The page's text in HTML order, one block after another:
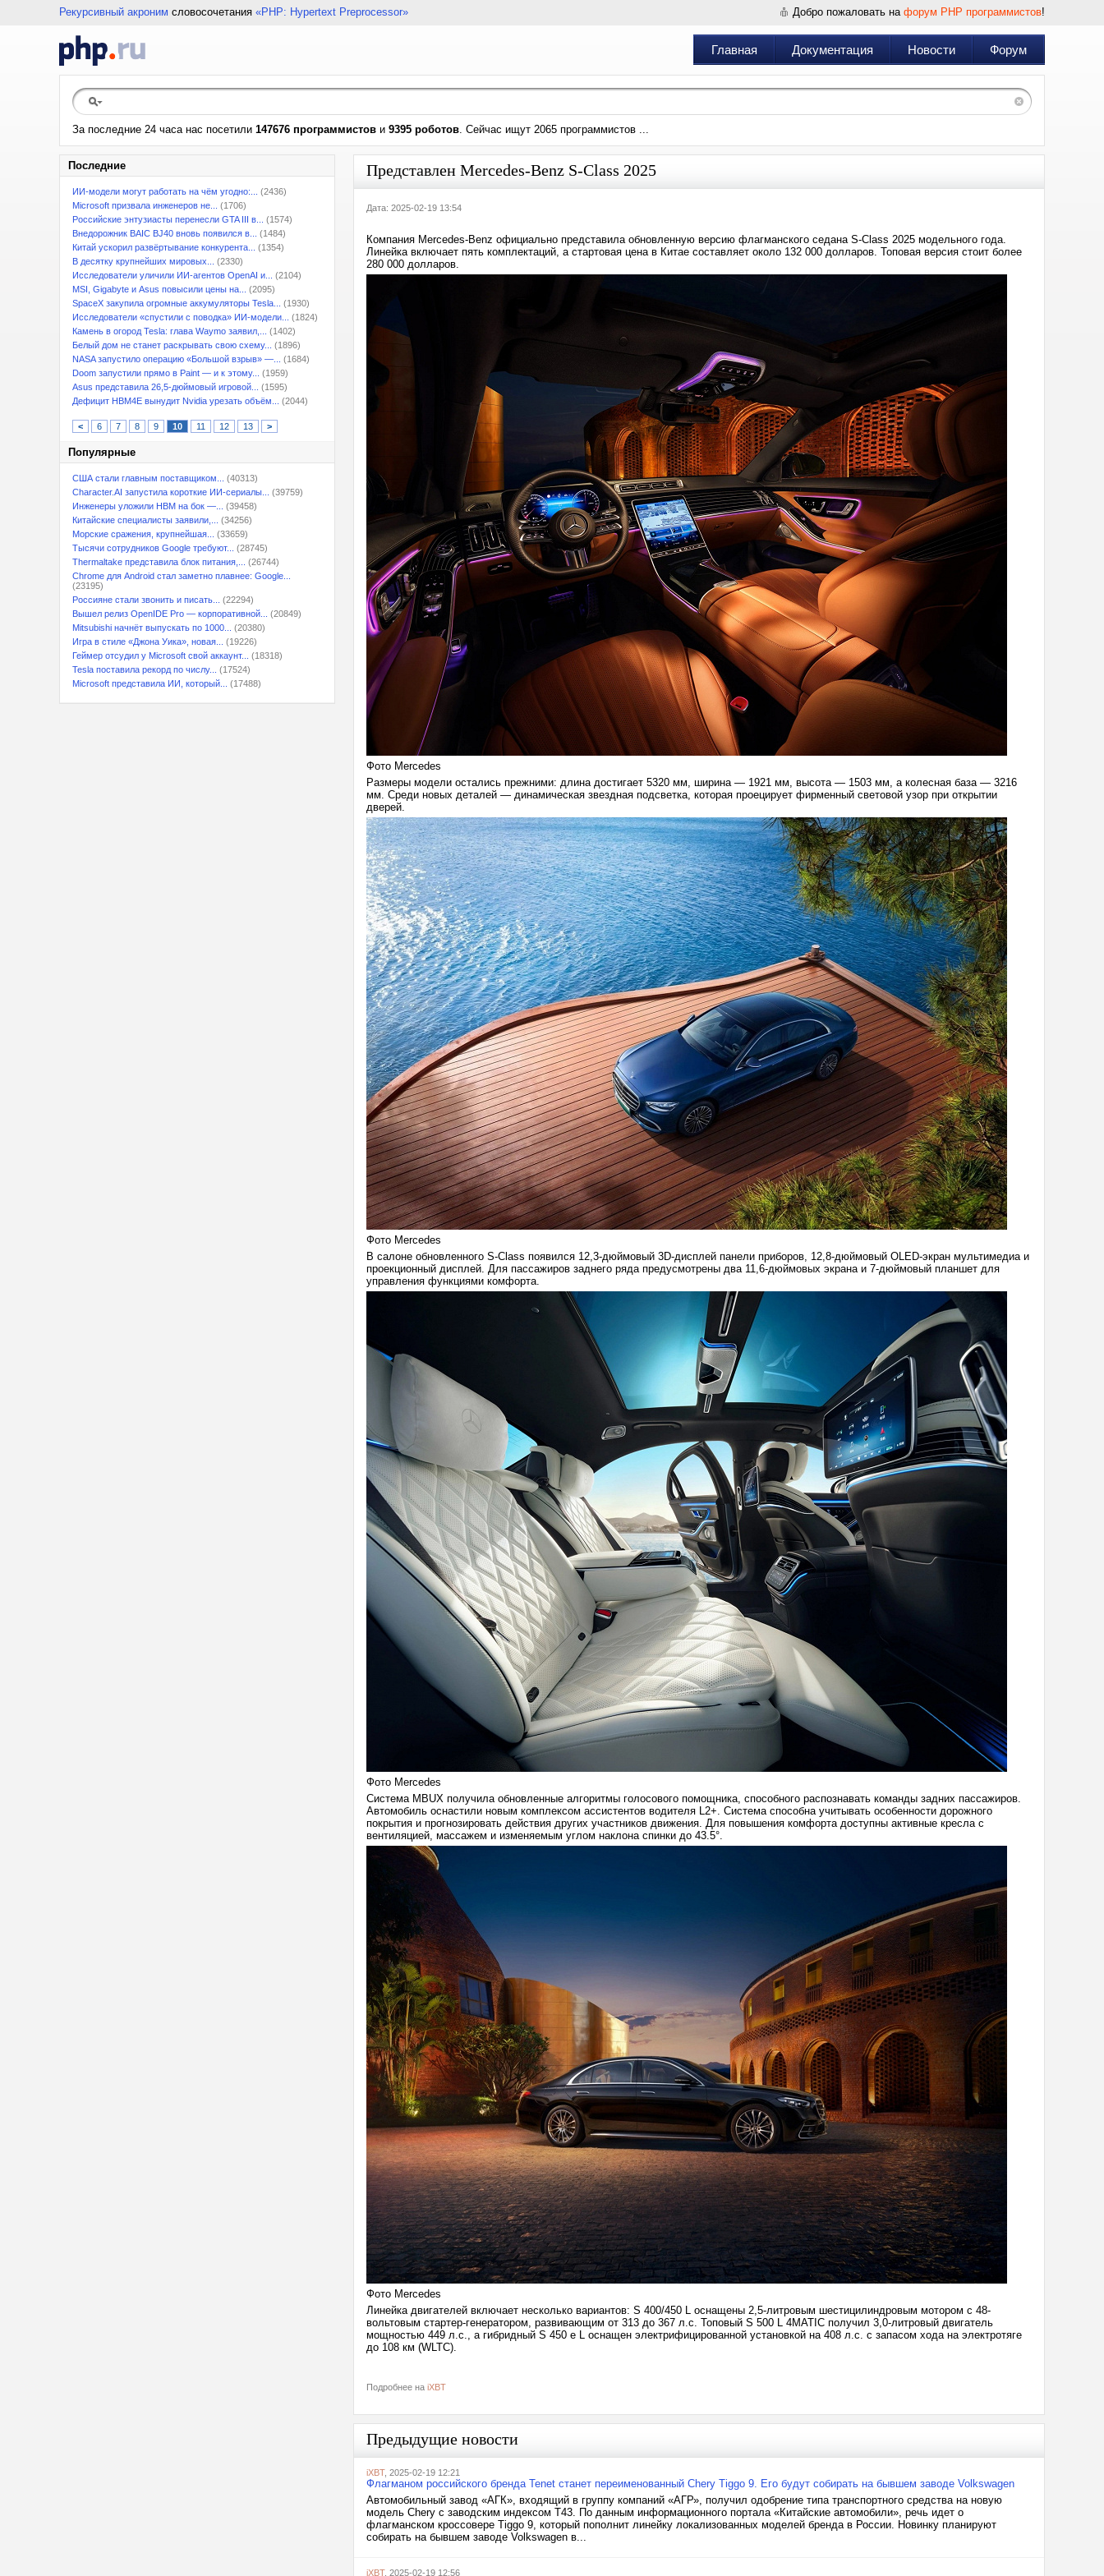
Рекурсивный акроним словосочетания «PHP: Hypertext Preprocessor» Добро пожаловать на форум PHP программистов!
Главная Документация Новости Форум
За последние 24 часа нас посетили 147676 программистов и 9395 роботов. Сейчас ищут 2065 программистов ...
Последние
ИИ-модели могут работать на чём угодно:...
(2436)
Microsoft призвала инженеров не...
(1706)
Российские энтузиасты перенесли GTA III в...
(1574)
Внедорожник BAIC BJ40 вновь появился в...
(1484)
Китай ускорил развёртывание конкурента...
(1354)
В десятку крупнейших мировых...
(2330)
Исследователи уличили ИИ-агентов OpenAI и...
(2104)
MSI, Gigabyte и Asus повысили цены на...
(2095)
SpaceX закупила огромные аккумуляторы Tesla...
(1930)
Исследователи «спустили с поводка» ИИ-модели...
(1824)
Камень в огород Tesla: глава Waymo заявил,...
(1402)
Белый дом не станет раскрывать свою схему...
(1896)
NASA запустило операцию «Большой взрыв» —...
(1684)
Doom запустили прямо в Paint — и к этому...
(1959)
Asus представила 26,5-дюймовый игровой...
(1595)
Дефицит HBM4E вынудит Nvidia урезать объём...
(2044)
< 6 7 8 9 10 11 12 13 >
Популярные
США стали главным поставщиком...
(40313)
Character.AI запустила короткие ИИ-сериалы...
(39759)
Инженеры уложили HBM на бок —...
(39458)
Китайские специалисты заявили,...
(34256)
Морские сражения, крупнейшая...
(33659)
Тысячи сотрудников Google требуют...
(28745)
Thermaltake представила блок питания,...
(26744)
Chrome для Android стал заметно плавнее: Google...
(23195)
Россияне стали звонить и писать...
(22294)
Вышел релиз OpenIDE Pro — корпоративной...
(20849)
Mitsubishi начнёт выпускать по 1000...
(20380)
Игра в стиле «Джона Уика», новая...
(19226)
Геймер отсудил у Microsoft свой аккаунт...
(18318)
Tesla поставила рекорд по числу...
(17524)
Microsoft представила ИИ, который...
(17488)
Представлен Mercedes-Benz S-Class 2025
Дата: 2025-02-19 13:54
Компания Mercedes-Benz официально представила обновленную версию флагманского седана S-Class 2025 модельного года.
Линейка включает пять комплектаций, а стартовая цена в Китае составляет около 132 000 долларов. Топовая версия стоит более
280 000 долларов.
Фото Mercedes
Размеры модели остались прежними: длина достигает 5320 мм, ширина — 1921 мм, высота — 1503 мм, а колесная база — 3216
мм. Среди новых деталей — динамическая звездная подсветка, которая проецирует фирменный световой узор при открытии
дверей.
Фото Mercedes
В салоне обновленного S-Class появился 12,3-дюймовый 3D-дисплей панели приборов, 12,8-дюймовый OLED-экран мультимедиа и
проекционный дисплей. Для пассажиров заднего ряда предусмотрены два 11,6-дюймовых экрана и 7-дюймовый планшет для
управления функциями комфорта.
Фото Mercedes
Система MBUX получила обновленные алгоритмы голосового помощника, способного распознавать команды задних пассажиров.
Автомобиль оснастили новым комплексом ассистентов водителя L2+. Система способна учитывать особенности дорожного
покрытия и прогнозировать действия других участников движения. Для повышения комфорта доступны активные кресла с
вентиляцией, массажем и изменяемым углом наклона спинки до 43.5°.
Фото Mercedes
Линейка двигателей включает несколько вариантов: S 400/450 L оснащены 2,5-литровым шестицилиндровым мотором с 48-
вольтовым стартер-генератором, развивающим от 313 до 367 л.с. Топовый S 500 L 4MATIC получил 3,0-литровый двигатель
мощностью 449 л.с., а гибридный S 450 e L оснащен электрифицированной установкой на 408 л.с. с запасом хода на электротяге
до 108 км (WLTC).
Подробнее на iXBT
Предыдущие новости
iXBT, 2025-02-19 12:21
Флагманом российского бренда Tenet станет переименованный Chery Tiggo 9. Его будут собирать на бывшем заводе Volkswagen
Автомобильный завод «АГК», входящий в группу компаний «АГР», получил одобрение типа транспортного средства на новую
модель Chery с заводским индексом T43. По данным информационного портала «Китайские автомобили», речь идет о
флагманском кроссовере Tiggo 9, который пополнит линейку локализованных моделей бренда в России. Новинку планируют
собирать на бывшем заводе Volkswagen в...
iXBT, 2025-02-19 12:56